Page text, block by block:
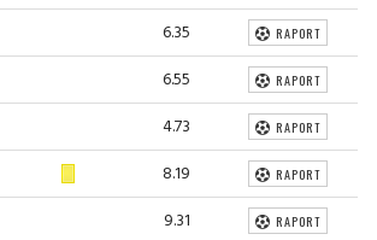
6.35 RAPORT
6.55 RAPORT
4.73 RAPORT
8.19 RAPORT
9.31 RAPORT